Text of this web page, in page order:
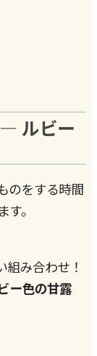
ルビー
のをする時間
。
組み合わせ！
ー色の甘露